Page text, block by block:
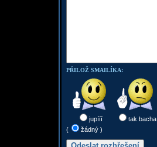
PŘILOŽ SMAILÍKA:
jupííí tak bacha
(
žádný )